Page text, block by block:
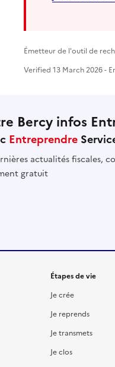
Émetteur de l'outil de
Verified 13 March 2026 -
Bercy infos
Entreprendre
actualités fiscales,
gratuit
Étapes de vie
Je crée
Je reprends
Je transmets
Je clos